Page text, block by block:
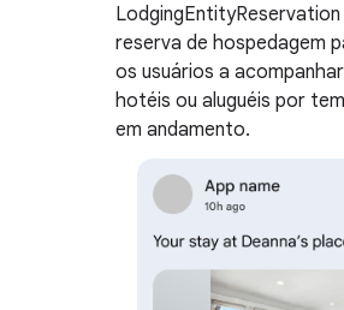
reserva de hospedagem
os usuários a
hotéis ou aluguéis por
em andamento.